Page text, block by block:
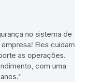
no sistema de
Eles cuidam
as operações.
com uma